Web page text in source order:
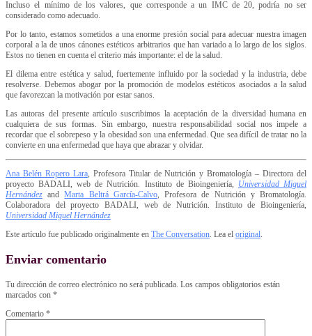
Incluso el mínimo de los valores, que corresponde a un IMC de 20, podría no ser
considerado como adecuado.
Por lo tanto, estamos sometidos a una enorme presión social para adecuar nuestra imagen
corporal a la de unos cánones estéticos arbitrarios que han variado a lo largo de los siglos.
Estos no tienen en cuenta el criterio más importante: el de la salud.
El dilema entre estética y salud, fuertemente influido por la sociedad y la industria, debe
resolverse. Debemos abogar por la promoción de modelos estéticos asociados a la salud
que favorezcan la motivación por estar sanos.
Las autoras del presente artículo suscribimos la aceptación de la diversidad humana en
cualquiera de sus formas. Sin embargo, nuestra responsabilidad social nos impele a
recordar que el sobrepeso y la obesidad son una enfermedad. Que sea difícil de tratar no la
convierte en una enfermedad que haya que abrazar y olvidar.
Ana Belén Ropero Lara, Profesora Titular de Nutrición y Bromatología – Directora del
proyecto BADALI, web de Nutrición. Instituto de Bioingeniería, Universidad Miguel
Hernández andMarta Beltrá García-Calvo, Profesora de Nutrición y Bromatología.
Colaboradora del proyecto BADALI, web de Nutrición. Instituto de Bioingeniería,
Universidad Miguel Hernández
Este artículo fue publicado originalmente en The Conversation . Lea el original
Enviar comentario
Tu dirección de correo electrónico no será publicada. Los campos obligatorios están
marcados con *
Comentario *